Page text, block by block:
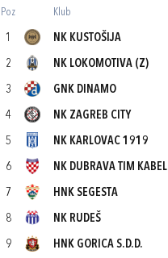
Poz Klub
1 NK KUSTOŠIJA
2 NK LOKOMOTIVA (Z)
3 GNK DINAMO
4 NK ZAGREB CITY
5 NK KARLOVAC 1919
6 NK DUBRAVA TIM KABEL
7 HNK SEGESTA
8 NK RUDEŠ
9 HNK GORICA S.D.D.